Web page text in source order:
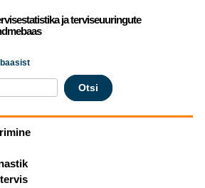
ja terviseuuringute